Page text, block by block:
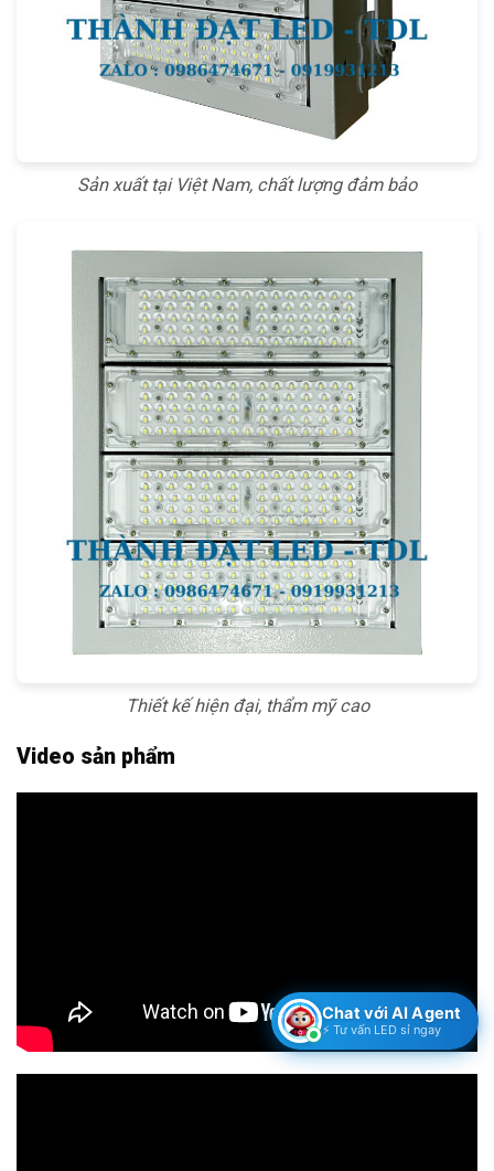
Sản xuất tại Việt Nam, chất lượng đảm bảo
Thiết kế hiện đại, thẩm mỹ cao
Video sản phẩm
Chat với AI Agent
⚡ Tư vấn LED sỉ ngay